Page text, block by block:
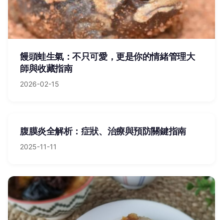
饅頭蛙生氣：不只可愛，更是你的情緒管理大
師與收藏指南
2026-02-15
腹膜炎全解析：症狀、治療與預防關鍵指南
2025-11-11